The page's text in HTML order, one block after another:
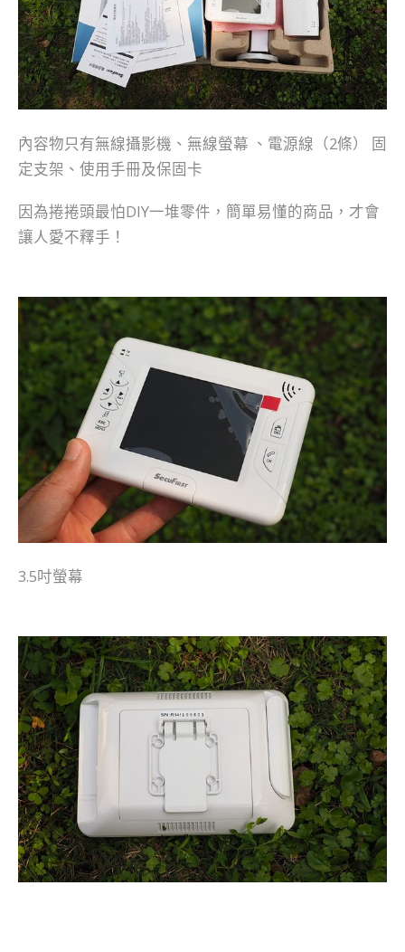
內容物只有無線攝影機、無線螢幕 、電源線（2條） 固
定支架、使用手冊及保固卡
因為捲捲頭最怕DIY一堆零件，簡單易懂的商品，才會
讓人愛不釋手！
3.5吋螢幕